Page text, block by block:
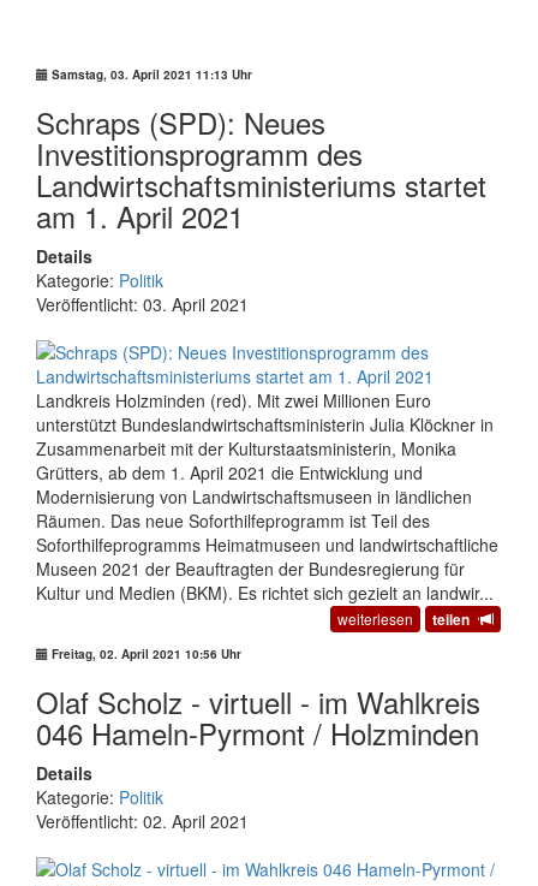
Samstag, 03. April 2021 11:13 Uhr
Schraps (SPD): Neues
Investitionsprogramm des
Landwirtschaftsministeriums startet
am 1. April 2021
Details
Kategorie: Politik
Veröffentlicht: 03. April 2021
Landkreis Holzminden (red). Mit zwei Millionen Euro
unterstützt Bundeslandwirtschaftsministerin Julia Klöckner in
Zusammenarbeit mit der Kulturstaatsministerin, Monika
Grütters, ab dem 1. April 2021 die Entwicklung und
Modernisierung von Landwirtschaftsmuseen in ländlichen
Räumen. Das neue Soforthilfeprogramm ist Teil des
Soforthilfeprogramms Heimatmuseen und landwirtschaftliche
Museen 2021 der Beauftragten der Bundesregierung für
Kultur und Medien (BKM). Es richtet sich gezielt an landwir...
weiterlesen teilen
Freitag, 02. April 2021 10:56 Uhr
Olaf Scholz - virtuell - im Wahlkreis
046 Hameln-Pyrmont / Holzminden
Details
Kategorie: Politik
Veröffentlicht: 02. April 2021